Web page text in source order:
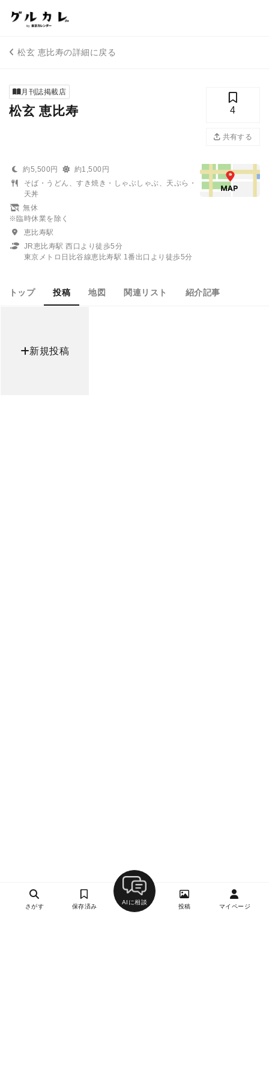
松玄 恵比寿の詳細に戻る
月刊誌掲載店
松玄 恵比寿 4
共有する
約5,500円
約1,500円
そば・うどん、すき焼き・しゃぶしゃぶ、天ぷら・
天丼
無休
※臨時休業を除く
恵比寿駅
JR恵比寿駅 西口より徒歩5分
東京メトロ日比谷線恵比寿駅 1番出口より徒歩5分
トップ 投稿 地図 関連リスト 紹介記事
新規投稿
さがす 保存済み
AIに相談
投稿 マイページ